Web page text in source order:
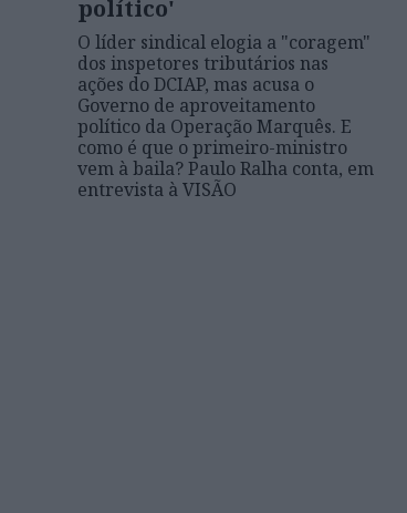
político'
O líder sindical elogia a "coragem"
dos inspetores tributários nas
ações do DCIAP, mas acusa o
Governo de aproveitamento
político da Operação Marquês. E
como é que o primeiro-ministro
vem à baila? Paulo Ralha conta, em
entrevista à VISÃO